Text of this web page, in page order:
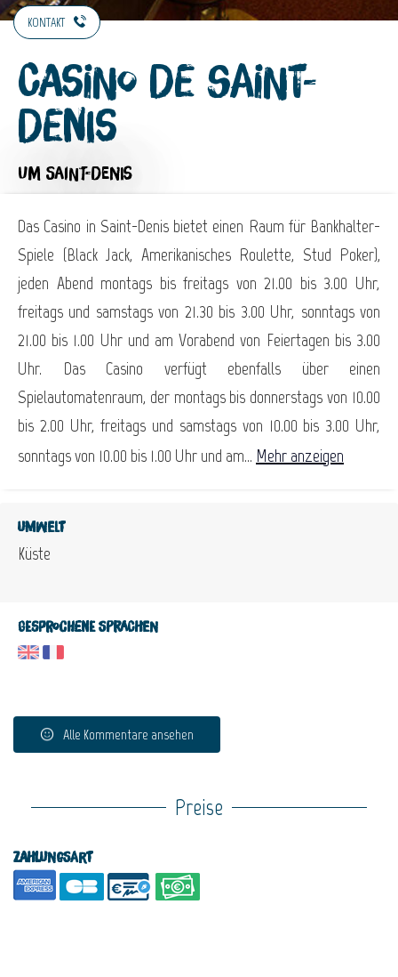
KONTAKT
Casino de Saint-
Denis
UM SAINT-DENIS
Das Casino in Saint-Denis bietet einen Raum für Bankhalter-
Spiele (Black Jack, Amerikanisches Roulette, Stud Poker),
jeden Abend montags bis freitags von 21.00 bis 3.00 Uhr,
freitags und samstags von 21.30 bis 3.00 Uhr, sonntags von
21.00 bis 1.00 Uhr und am Vorabend von Feiertagen bis 3.00
Uhr. Das Casino verfügt ebenfalls über einen
Spielautomatenraum, der montags bis donnerstags von 10.00
bis 2.00 Uhr, freitags und samstags von 10.00 bis 3.00 Uhr,
sonntags von 10.00 bis 1.00 Uhr und am... Mehr anzeigen
Umwelt
Küste
Gesprochene Sprachen
Alle Kommentare ansehen
Preise
Zahlungsart